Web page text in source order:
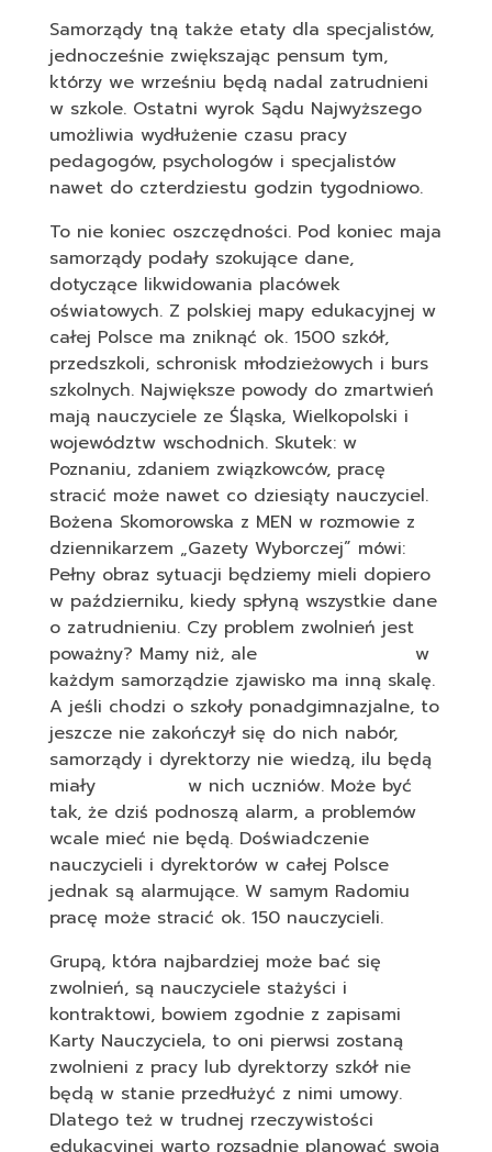
Samorządy tną także etaty dla specjalistów,
jednocześnie zwiększając pensum tym,
którzy we wrześniu będą nadal zatrudnieni
w szkole. Ostatni wyrok Sądu Najwyższego
umożliwia wydłużenie czasu pracy
pedagogów, psychologów i specjalistów
nawet do czterdziestu godzin tygodniowo.
To nie koniec oszczędności. Pod koniec maja
samorządy podały szokujące dane,
dotyczące likwidowania placówek
oświatowych. Z polskiej mapy edukacyjnej w
całej Polsce ma zniknąć ok. 1500 szkół,
przedszkoli, schronisk młodzieżowych i burs
szkolnych. Największe powody do zmartwień
mają nauczyciele ze Śląska, Wielkopolski i
województw wschodnich. Skutek: w
Poznaniu, zdaniem związkowców, pracę
stracić może nawet co dziesiąty nauczyciel.
Bożena Skomorowska z MEN w rozmowie z
dziennikarzem „Gazety Wyborczej” mówi:
Pełny obraz sytuacji będziemy mieli dopiero
w październiku, kiedy spłyną wszystkie dane
o zatrudnieniu. Czy problem zwolnień jest
poważny? Mamy niż, ale w
każdym samorządzie zjawisko ma inną skalę.
A jeśli chodzi o szkoły ponadgimnazjalne, to
jeszcze nie zakończył się do nich nabór,
samorządy i dyrektorzy nie wiedzą, ilu będą
miały w nich uczniów. Może być
tak, że dziś podnoszą alarm, a problemów
wcale mieć nie będą. Doświadczenie
nauczycieli i dyrektorów w całej Polsce
jednak są alarmujące. W samym Radomiu
pracę może stracić ok. 150 nauczycieli.
Grupą, która najbardziej może bać się
zwolnień, są nauczyciele stażyści i
kontraktowi, bowiem zgodnie z zapisami
Karty Nauczyciela, to oni pierwsi zostaną
zwolnieni z pracy lub dyrektorzy szkół nie
będą w stanie przedłużyć z nimi umowy.
Dlatego też w trudnej rzeczywistości
edukacyjnej warto rozsądnie planować swoją